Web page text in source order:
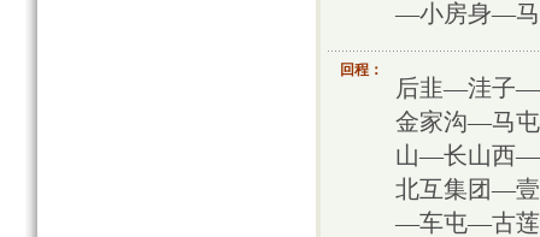
—小房身—
回程：
后韭—洼子
金家沟—马
山—长山西
北互集团—
—车屯—古